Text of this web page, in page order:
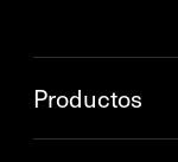
Productos